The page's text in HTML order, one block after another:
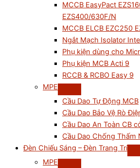
MCCB EasyPact
EZS400/630F/N
MCCB ELCB EZC250
Ngắt Mạch Isolator
Phụ kiện dùng cho
Phụ kiện MCB Acti 9
RCCB & RCBO Easy 9
MPE
Cầu Dao Tự Động MCB
Cầu Dao Bảo Vệ Rò
Cầu Dao An Toàn CB
Cầu Dao Chống Thấm
Đèn Chiếu Sáng – Đèn Trang Trí
MPE